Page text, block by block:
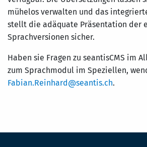
mühelos verwalten und das
stellt die adäquate Präsentation der
Sprachversionen sicher.
Haben sie Fragen zu seantisCMS im
zum Sprachmodul im Speziellen,
Fabian.Reinhard@seantis.ch.